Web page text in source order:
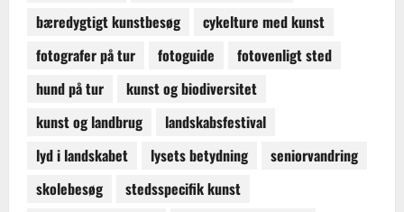
bæredygtigt kunstbesøg
cykelture med kunst
fotografer på tur
fotoguide
fotovenligt sted
hund på tur
kunst og biodiversitet
kunst og landbrug
landskabsfestival
lyd i landskabet
lysets betydning
seniorvandring
skolebesøg
stedsspecifik kunst